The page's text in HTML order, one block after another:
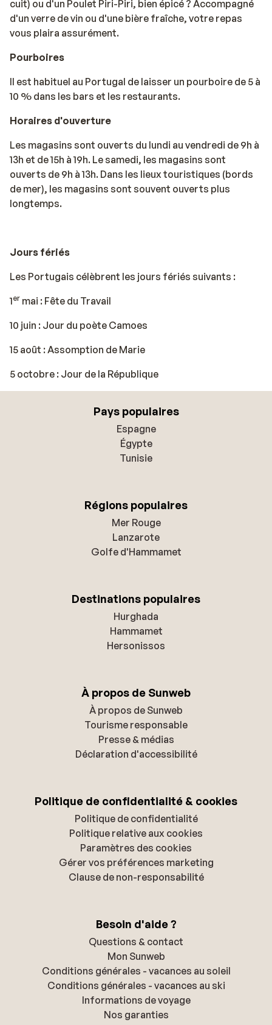
cuit) ou d'un Poulet Piri-Piri, bien épicé ? Accompagné
d'un verre de vin ou d'une bière fraîche, votre repas
vous plaira assurément.
Pourboires
Il est habituel au Portugal de laisser un pourboire de 5 à
10 % dans les bars et les restaurants.
Horaires d'ouverture
Les magasins sont ouverts du lundi au vendredi de 9h à
13h et de 15h à 19h. Le samedi, les magasins sont
ouverts de 9h à 13h. Dans les lieux touristiques (bords
de mer), les magasins sont souvent ouverts plus
longtemps.
Jours fériés
Les Portugais célèbrent les jours fériés suivants :
1er mai : Fête du Travail
10 juin : Jour du poète Camoes
15 août : Assomption de Marie
5 octobre : Jour de la République
Pays populaires
Espagne
Égypte
Tunisie
Régions populaires
Mer Rouge
Lanzarote
Golfe d'Hammamet
Destinations populaires
Hurghada
Hammamet
Hersonissos
À propos de Sunweb
À propos de Sunweb
Tourisme responsable
Presse & médias
Déclaration d'accessibilité
Politique de confidentialité & cookies
Politique de confidentialité
Politique relative aux cookies
Paramètres des cookies
Gérer vos préférences marketing
Clause de non-responsabilité
Besoin d'aide ?
Questions & contact
Mon Sunweb
Conditions générales - vacances au soleil
Conditions générales - vacances au ski
Informations de voyage
Nos garanties